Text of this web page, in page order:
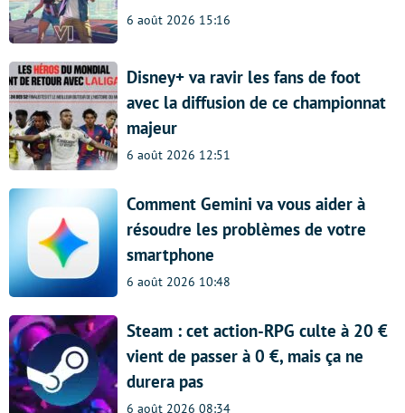
6 août 2026 15:16
Disney+ va ravir les fans de foot
avec la diffusion de ce championnat
majeur
6 août 2026 12:51
Comment Gemini va vous aider à
résoudre les problèmes de votre
smartphone
6 août 2026 10:48
Steam : cet action-RPG culte à 20 €
vient de passer à 0 €, mais ça ne
durera pas
6 août 2026 08:34